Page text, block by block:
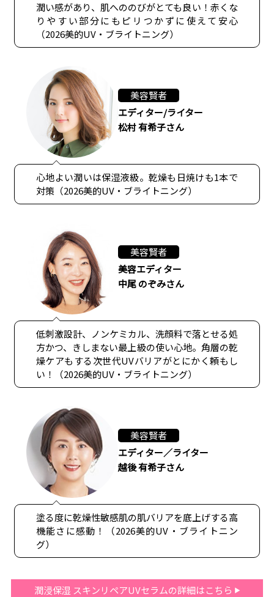
潤い感があり、肌へののびがとても良い！赤くな
りやすい部分にもピリつかずに使えて安心
（2026美的UV・ブライトニング）
美容賢者
エディター/ライター
松村 有希子さん
心地よい潤いは保湿液級。乾燥も日焼けも1本で
対策（2026美的UV・ブライトニング）
美容賢者
美容エディター
中尾 のぞみさん
低刺激設計、ノンケミカル、洗顔料で落とせる処
方かつ、きしまない最上級の使い心地。角層の乾
燥ケアもする次世代UVバリアがとにかく頼もし
い！（2026美的UV・ブライトニング）
美容賢者
エディター／ライター
越後 有希子さん
塗る度に乾燥性敏感肌の肌バリアを底上げする高
機能さに感動！（2026美的UV・ブライトニン
グ）
潤浸保湿 スキンリペアUVセラムの詳細はこちら